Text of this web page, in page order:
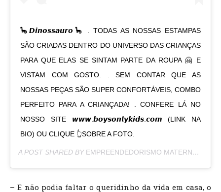
🦕𝘿𝙞𝙣𝙤𝙨𝙨𝙖𝙪𝙧𝙤🦕 . TODAS AS NOSSAS ESTAMPAS
SÃO CRIADAS DENTRO DO UNIVERSO DAS CRIANÇAS
PARA QUE ELAS SE SINTAM PARTE DA ROUPA 🤗 E
VISTAM COM GOSTO. . SEM CONTAR QUE AS
NOSSAS PEÇAS SÃO SUPER CONFORTÁVEIS, COMBO
PERFEITO PARA A CRIANÇADA! . CONFERE LÁ NO
NOSSO SITE 𝙬𝙬𝙬.𝙗𝙤𝙮𝙨𝙤𝙣𝙡𝙮𝙠𝙞𝙙𝙨.𝙘𝙤𝙢 (LINK NA
BIO) OU CLIQUE 👆SOBRE A FOTO.
A POST SHARED BY EMPREENDEDORISMO MATERNO 👩‍👦
– E não podia faltar o queridinho da vida em casa, o